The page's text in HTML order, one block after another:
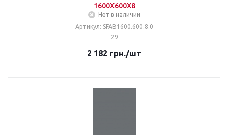
1600X600X8
Нет в наличии
Артикул: SFAB1600.600.8.0
29
2 182 грн./шт